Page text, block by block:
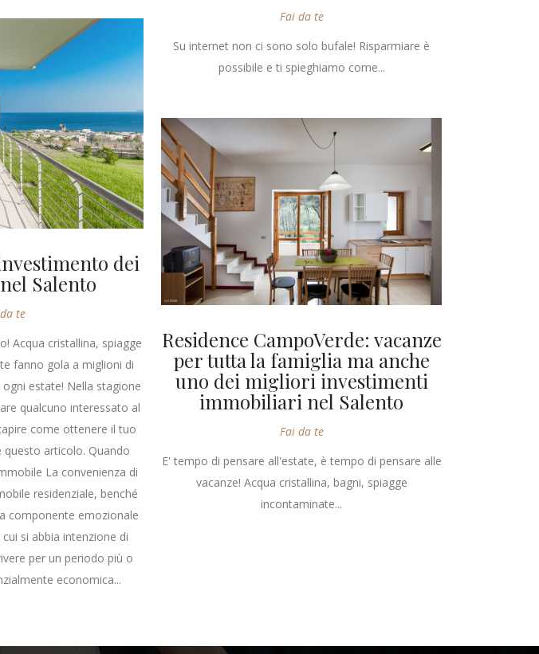
Fai da te
Su internet non ci sono solo bufale! Risparmiare è
possibile e ti spieghiamo come...
dei
Salento
te
Acqua cristallina, spiagge
fanno gola a miglioni di
estate! Nella stagione
qualcuno interessato al
come ottenere il tuo
articolo. Quando
La convenienza di
residenziale, benché
componente emozionale
si abbia intenzione di
per un periodo più o
economica...
Residence CampoVerde: vacanze
per tutta la famiglia ma anche
uno dei migliori investimenti
immobiliari nel Salento
Fai da te
E' tempo di pensare all'estate, è tempo di pensare alle
vacanze! Acqua cristallina, bagni, spiagge
incontaminate...